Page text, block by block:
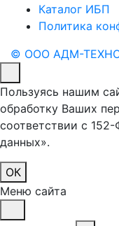
Каталог ИБП
Политика
© ООО АДМ-
Пользуясь нашим
обработку Ваших
соответствии с
данных».
ОК
Меню сайта